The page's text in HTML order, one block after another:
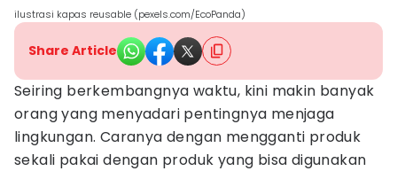
ilustrasi kapas reusable (pexels.com/EcoPanda)
Share Article
Seiring berkembangnya waktu, kini makin banyak
orang yang menyadari pentingnya menjaga
lingkungan. Caranya dengan mengganti produk
sekali pakai dengan produk yang bisa digunakan